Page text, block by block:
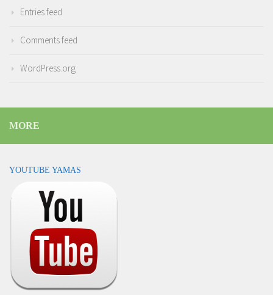
Entries feed
Comments feed
WordPress.org
MORE
YOUTUBE YAMAS